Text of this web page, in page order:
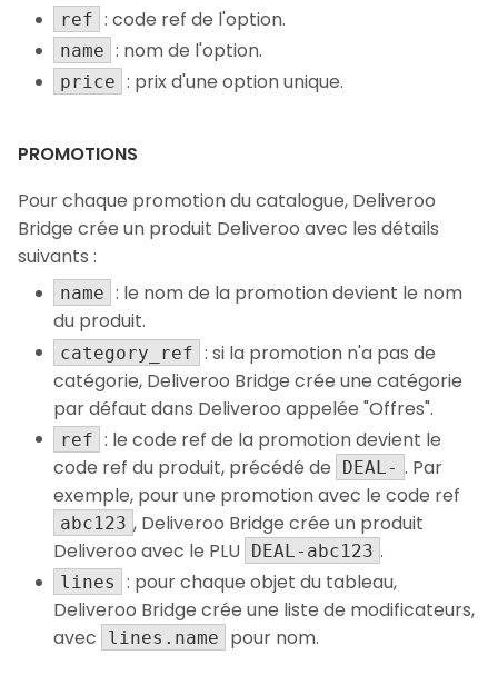
ref : code ref de l'option.
name : nom de l'option.
price : prix d'une option unique.
PROMOTIONS
Pour chaque promotion du catalogue, Deliveroo
Bridge crée un produit Deliveroo avec les détails
suivants :
name : le nom de la promotion devient le nom
du produit.
category_ref : si la promotion n'a pas de
catégorie, Deliveroo Bridge crée une catégorie
par défaut dans Deliveroo appelée "Offres".
ref : le code ref de la promotion devient le
code ref du produit, précédé de
DEAL- . Par
exemple, pour une promotion avec le code ref
abc123 , Deliveroo Bridge crée un produit
Deliveroo avec le PLU DEAL-abc123 .
lines
: pour chaque objet du tableau,
Deliveroo Bridge crée une liste de modificateurs,
avec
lines.name pour nom.